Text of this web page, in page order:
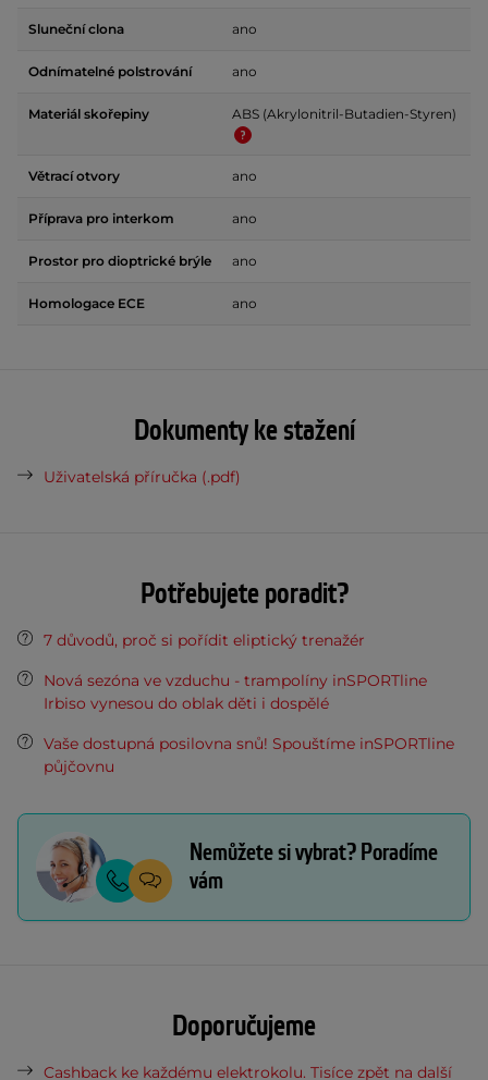
Sluneční clona ano
Odnímatelné polstrování ano
Materiál skořepiny ABS (Akrylonitril-Butadien-Styren)
Větrací otvory ano
Příprava pro interkom ano
Prostor pro dioptrické brýle ano
Homologace ECE ano
Dokumenty ke stažení
Uživatelská příručka (.pdf)
Potřebujete poradit?
7 důvodů, proč si pořídit eliptický trenažér
Nová sezóna ve vzduchu - trampolíny inSPORTline
Irbiso vynesou do oblak děti i dospělé
Vaše dostupná posilovna snů! Spouštíme inSPORTline
půjčovnu
Nemůžete si vybrat? Poradíme
vám
Doporučujeme
Cashback ke každému elektrokolu. Tisíce zpět na další